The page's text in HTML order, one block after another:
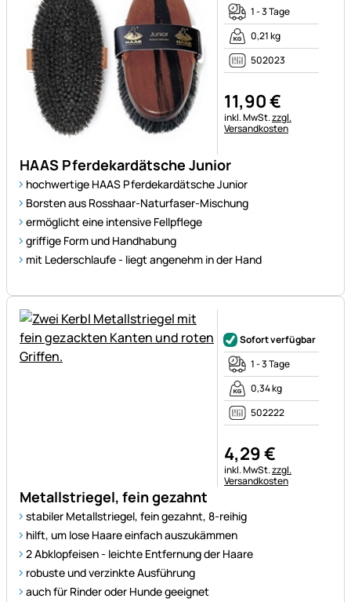
HAAS Pferdekardätsche Junior
hochwertige HAAS Pferdekardätsche Junior
Borsten aus Rosshaar-Naturfaser-Mischung
ermöglicht eine intensive Fellpflege
griffige Form und Handhabung
mit Lederschlaufe - liegt angenehm in der Hand
1 - 3 Tage
0,21 kg
502023
11,90€
Steuerhinweis:
inkl. MwSt.zzgl.
Versandkosten
Metallstriegel, fein gezahnt
stabiler Metallstriegel, fein gezahnt, 8-reihig
hilft, um lose Haare einfach auszukämmen
2 Abklopfeisen - leichte Entfernung der Haare
robuste und verzinkte Ausführung
auch für Rinder oder Hunde geeignet
Sofort verfügbar
1 - 3 Tage
0,34 kg
502222
4,29€
Steuerhinweis:
inkl. MwSt.zzgl.
Versandkosten